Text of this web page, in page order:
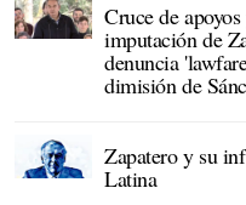
Cruce de
imputación de
denuncia
dimisión de
Zapatero y su
Latina